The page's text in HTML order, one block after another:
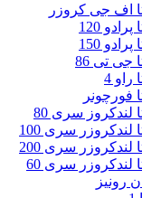
اف جی کروزر
120
150
جی تی 86
4
فورچونر
لندکروز سری 80
لندکروزر سری 100
لندکروزر سری 200
لندکروزر سری 60
رونیز